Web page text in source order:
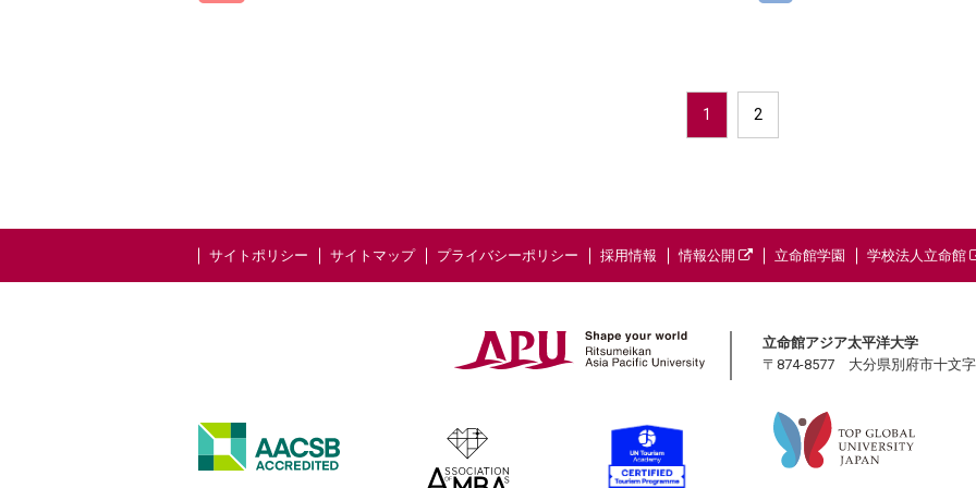
1 2
サイトポリシー サイトマップ プライバシーポリシー 採用情報 情報公開 立命館学園 学校法人立命館
立命館アジア太平洋大学
〒874-8577 大分県別府市十文